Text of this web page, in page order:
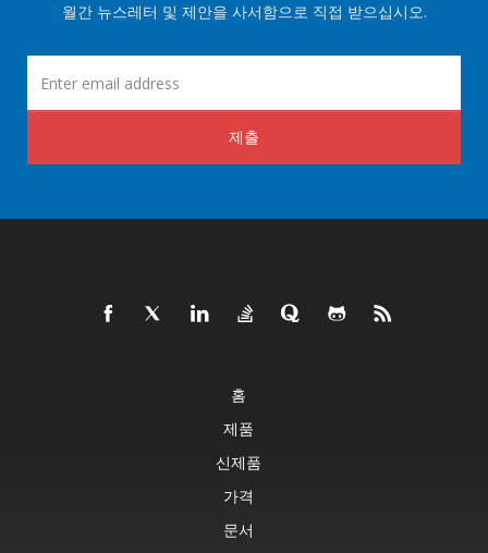
월간 뉴스레터 및 제안을 사서함으로 직접 받으십시오.
제출
홈
제품
신제품
가격
문서